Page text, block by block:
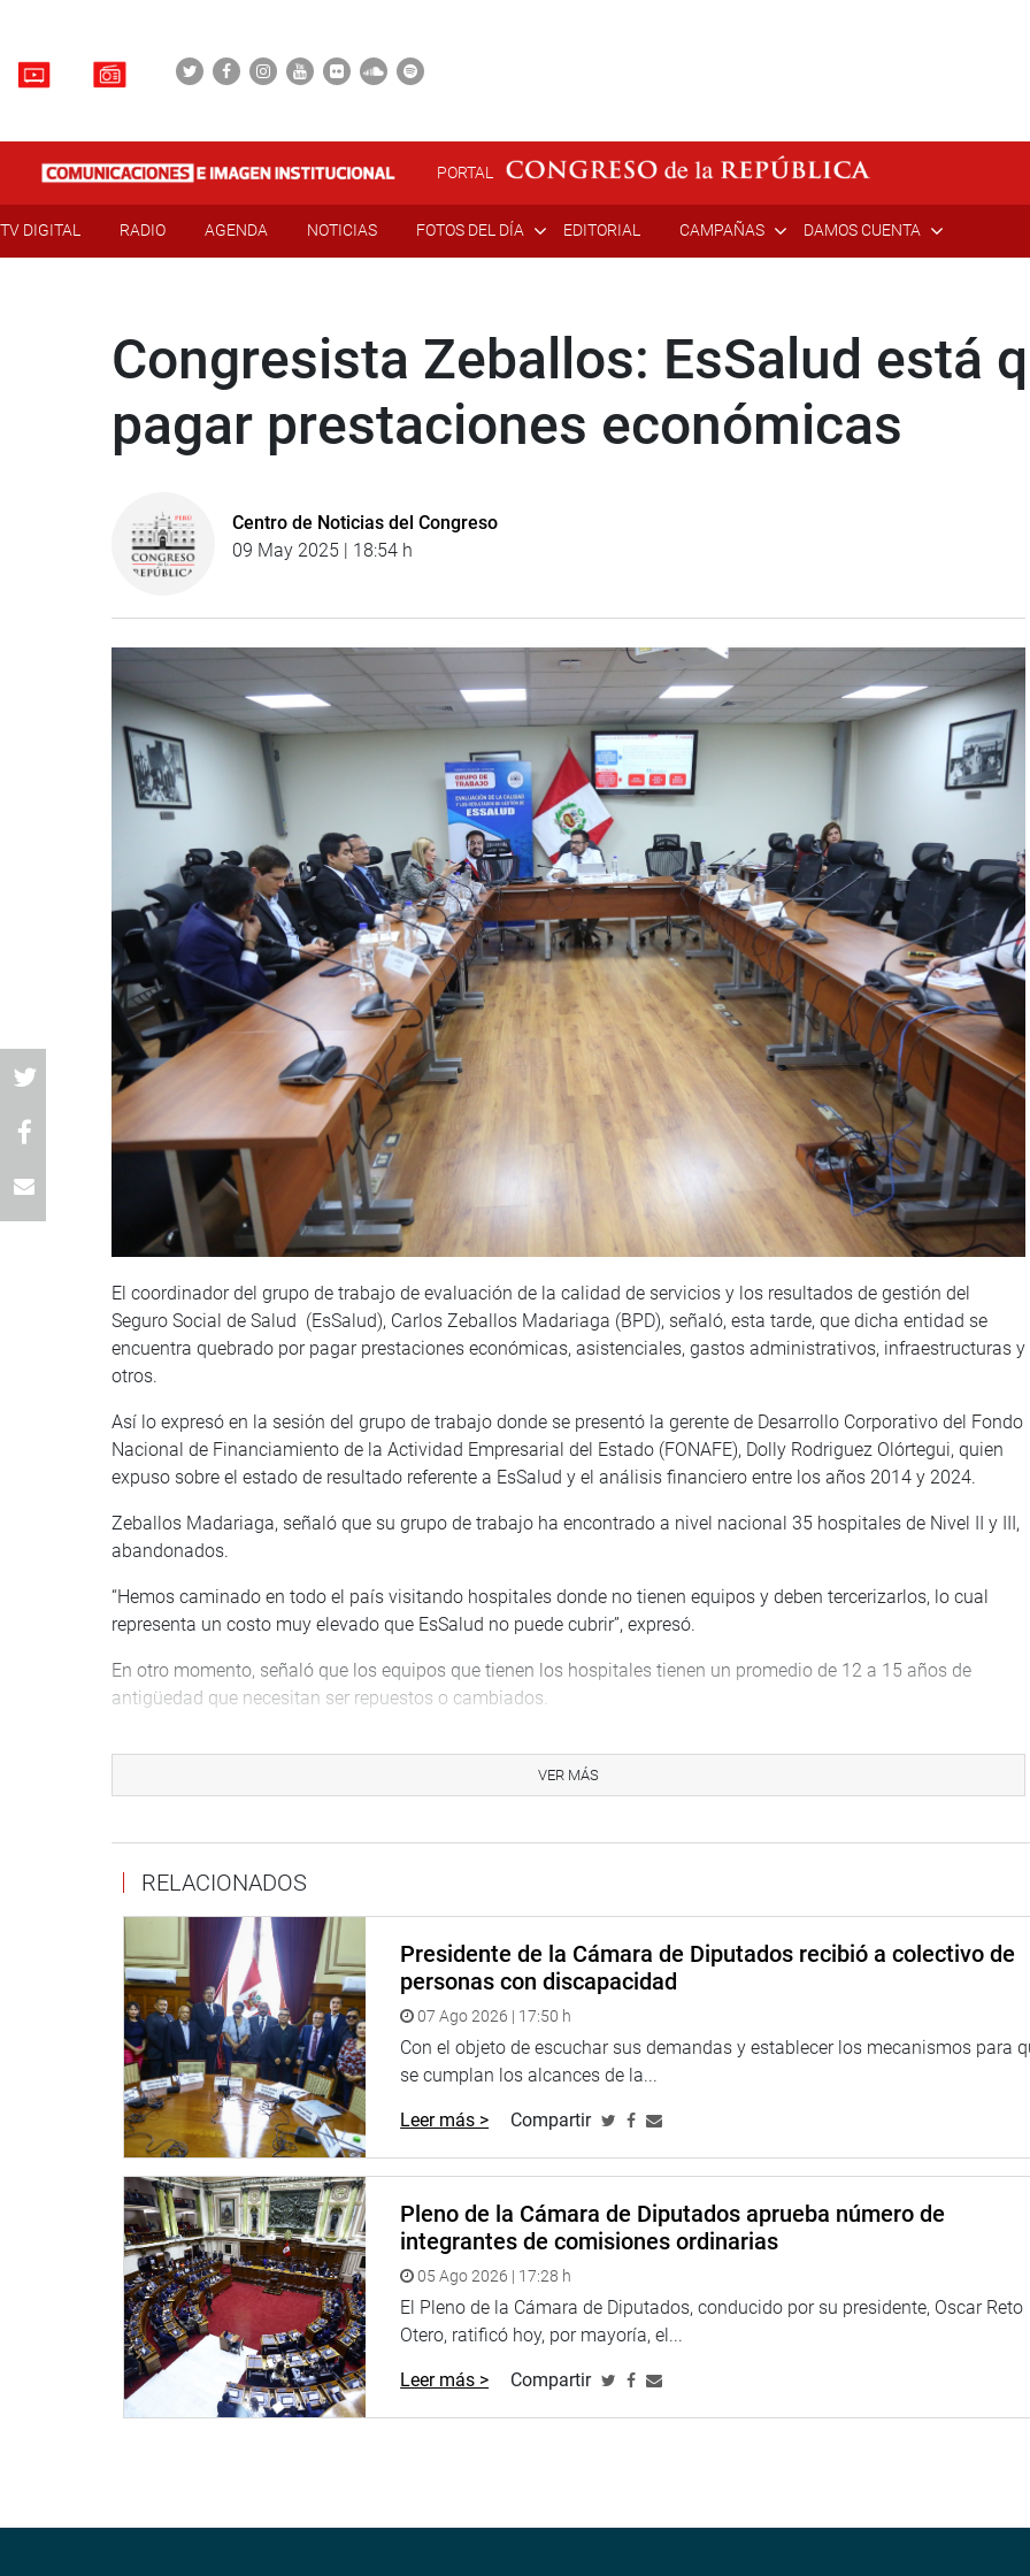
PORTAL
TV DIGITAL RADIO AGENDA NOTICIAS FOTOS DEL DÍA EDITORIAL CAMPAÑAS DAMOS CUENTA
Congresista Zeballos: EsSalud está
pagar prestaciones económicas
Centro de Noticias del Congreso
09 May 2025 | 18:54 h
El coordinador del grupo de trabajo de evaluación de la calidad de servicios y los resultados de gestión del
Seguro Social de Salud (EsSalud), Carlos Zeballos Madariaga (BPD), señaló, esta tarde, que dicha entidad se
encuentra quebrado por pagar prestaciones económicas, asistenciales, gastos administrativos, infraestructuras y
otros.
Así lo expresó en la sesión del grupo de trabajo donde se presentó la gerente de Desarrollo Corporativo del Fondo
Nacional de Financiamiento de la Actividad Empresarial del Estado (FONAFE), Dolly Rodriguez Olórtegui, quien
expuso sobre el estado de resultado referente a EsSalud y el análisis financiero entre los años 2014 y 2024.
Zeballos Madariaga, señaló que su grupo de trabajo ha encontrado a nivel nacional 35 hospitales de Nivel II y III,
abandonados.
“Hemos caminado en todo el país visitando hospitales donde no tienen equipos y deben tercerizarlos, lo cual
representa un costo muy elevado que EsSalud no puede cubrir”, expresó.
En otro momento, señaló que los equipos que tienen los hospitales tienen un promedio de 12 a 15 años de
antigüedad que necesitan ser repuestos o cambiados.
funcionan y no es posible que EsSalud se endeude con la famosa tercerización alquilando equipos en mal
estado”, señaló.
Por su parte, Dolly Rodriguez Olórtegui, funcionaria de FONAFE, dijo que entre sus funciones está aprobar el
presupuesto consolidado de las empresas públicas y las normas de gestión de las empresas.
“Las empresas bajo la supervisión de FONAFE son Perupetro, EsSalud, Banco de la Nación, Agrobanco y Sedapal,
entre otras”, precisó.
OFICINA DE COMUNICACIONES E IMAGEN INSTITUCIONAL
VER MÁS
RELACIONADOS
Presidente de la Cámara de Diputados recibió a colectivo de
personas con discapacidad
07 Ago 2026 | 17:50 h
Con el objeto de escuchar sus demandas y establecer los mecanismos para
se cumplan los alcances de la...
Leer más > Compartir
Pleno de la Cámara de Diputados aprueba número de
integrantes de comisiones ordinarias
05 Ago 2026 | 17:28 h
El Pleno de la Cámara de Diputados, conducido por su presidente, Oscar Reto
Otero, ratificó hoy, por mayoría, el...
Leer más > Compartir